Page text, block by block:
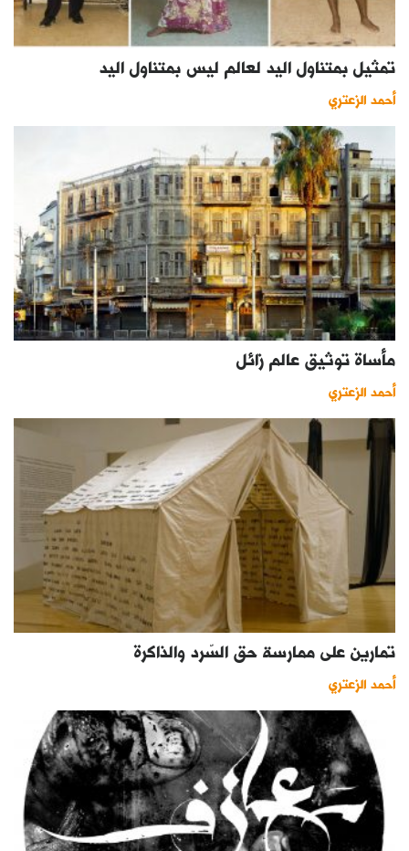
بالصورة
كتّابنا
الأرشيف
تمثيل بمتناول اليد لعالم ليس بمتناول اليد
أحمد الزعتري
مأساة توثيق عالم زائل
أحمد الزعتري
تمارين على ممارسة حق السّرد والذاكرة
أحمد الزعتري